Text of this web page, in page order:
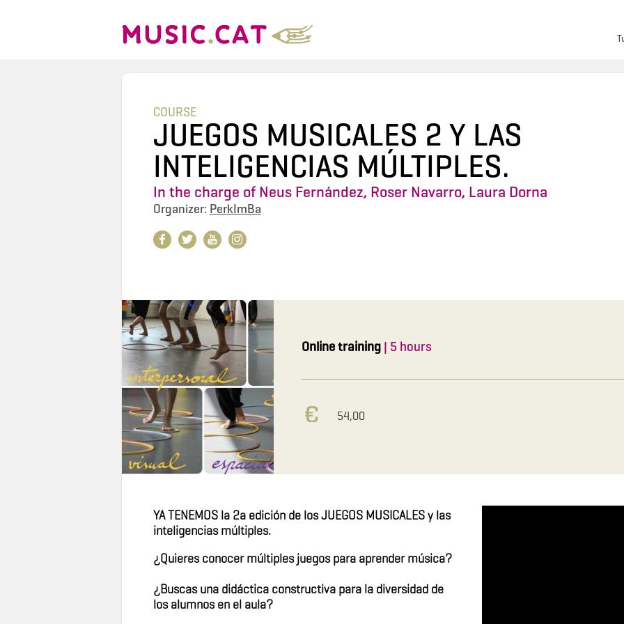
COURSE
JUEGOS MUSICALES 2 Y LAS
INTELIGENCIAS MÚLTIPLES.
In the charge ofNeus Fernández, Roser Navarro, Laura Dorna
Organizer: PerkImBa
Online training | 5 hours
54,00
YA TENEMOS la 2a edición de los JUEGOS MUSICALES y las
inteligencias múltiples.
¿Quieres conocer múltiples juegos para aprender música?
¿Buscas una didáctica constructiva para la diversidad de
los alumnos en el aula?